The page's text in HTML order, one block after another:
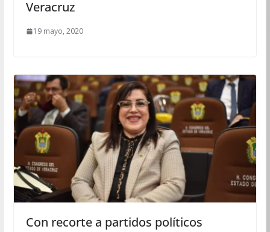
Veracruz
19 mayo, 2020
Con recorte a partidos políticos